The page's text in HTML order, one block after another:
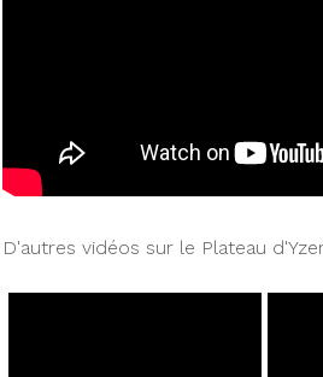
D'autres vidéos sur le Plateau